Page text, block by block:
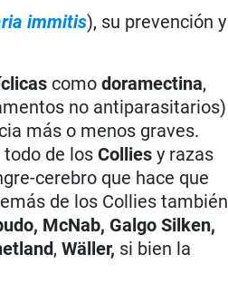
immitis), su prevención y
comodoramectina,
no antiparasitarios)
más o menos graves.
todo de losColliesy razas
cerebro que hace que
de los Collies también
McNab, Galgo Silken,
,Wäller, si bien la